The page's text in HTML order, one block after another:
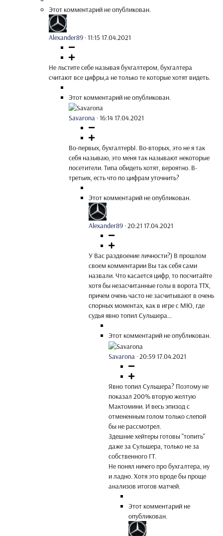
Этот комментарий не опубликован.
Alexander89 ·11:15 17.04.2021
Не льстите себе называя бухгалтером, бухгалтера
считают все цифры,а не только те которые хотят видеть.
Этот комментарий не опубликован.
Savarona ·16:14 17.04.2021
Во-первых, бухгалтерЫ. Во-вторых, это не я так
себя называю, это меня так называют некоторые
посетители. Типа обидеть хотят, вероятно. В-
третьих, есть что по цифрам уточнить?
Этот комментарий не опубликован.
Alexander89 ·20:21 17.04.2021
У Вас раздвоение личности?) В прошлом
своем комментарии Вы так себя сами
назвали. Что касается цифр, то посчитайте
хотя бы незасчитанные голы в ворота ТТХ,
причем очень часто не засчитывают в очень
спорных моментах, как в игре с МЮ, где
судья явно топил Сульшера...
Этот комментарий не опубликован.
Savarona ·20:59 17.04.2021
Явно топил Сульшера? Поэтому не
показал 200% вторую желтую
Мактомини. И весь эпизод с
отмененным голом только слепой
бы не рассмотрел.
Здешние хейтеры готовы "топить"
даже за Сульшера, только не за
собственного ГТ.
Не понял ничего про бухгалтера, ну
и ладно. Хотя это вроде бы проще
анализов итогов матчей.
Этот комментарий не
опубликован.